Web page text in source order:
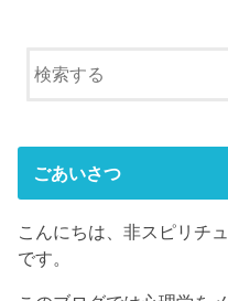
ごあいさつ
こんにちは、非スピリチ
です。